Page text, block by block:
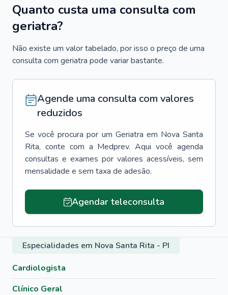
Quanto custa uma consulta com
geriatra?
Não existe um valor tabelado, por isso o preço de uma
consulta com geriatra pode variar bastante.
Agende uma consulta com valores
reduzidos
Se você procura por um Geriatra em Nova Santa
Rita, conte com a Medprev. Aqui você agenda
consultas e exames por valores acessíveis, sem
mensalidade e sem taxa de adesão.
Agendar teleconsulta
Especialidades em Nova Santa Rita - PI
Cardiologista
Clínico Geral